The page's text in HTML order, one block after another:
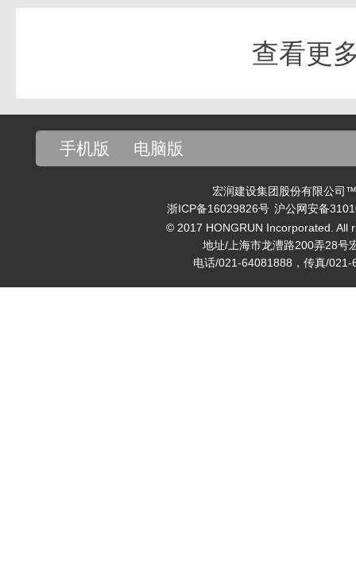
查看更
手机版 电脑版
宏润建设集团股份有限公司
浙ICP备16029826号 沪公网安备
© 2017 HONGRUN Incorporated. All
地址/上海市龙漕路200弄28号
电话/021-64081888，传真/021-